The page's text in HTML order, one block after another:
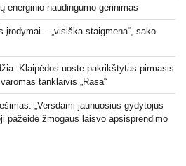
energinio naudingumo gerinimas
įrodymai – „visiška staigmena“, sako
Klaipėdos uoste pakrikštytas pirmasis
tanklaivis „Rasa“
„Versdami jaunuosius gydytojus
pažeidė žmogaus laisvo apsisprendimo